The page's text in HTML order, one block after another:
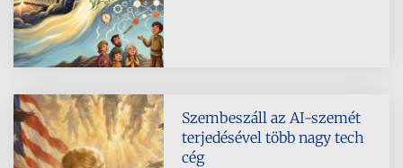
Szembeszáll az AI-szemét
terjedésével több nagy tech
cég